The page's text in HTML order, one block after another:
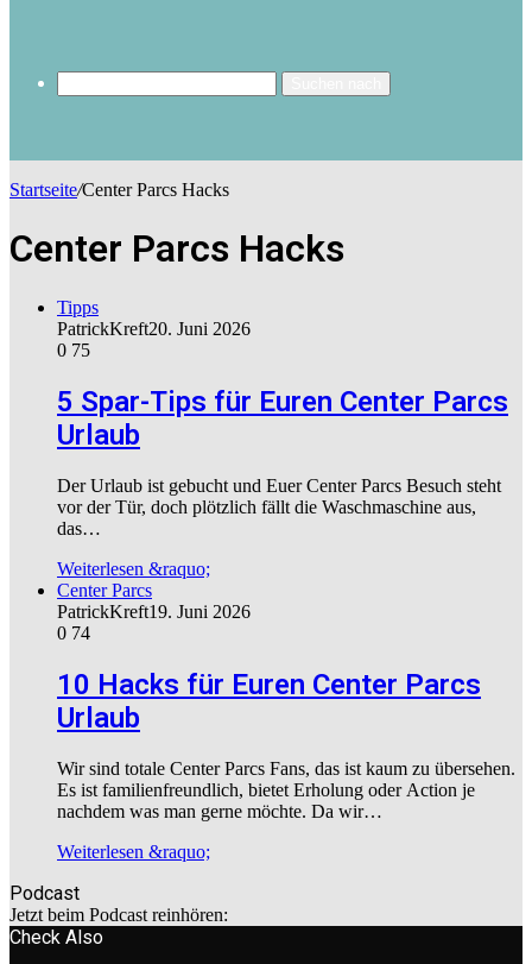
Startseite/Center Parcs Hacks
Center Parcs Hacks
Tipps
PatrickKreft20. Juni 2026
0 75
5 Spar-Tips für Euren Center Parcs
Urlaub
Der Urlaub ist gebucht und Euer Center Parcs Besuch steht
vor der Tür, doch plötzlich fällt die Waschmaschine aus,
das…
Weiterlesen &raquo;
Center Parcs
PatrickKreft19. Juni 2026
0 74
10 Hacks für Euren Center Parcs
Urlaub
Wir sind totale Center Parcs Fans, das ist kaum zu übersehen.
Es ist familienfreundlich, bietet Erholung oder Action je
nachdem was man gerne möchte. Da wir…
Weiterlesen &raquo;
Podcast
Jetzt beim Podcast reinhören:
Check Also